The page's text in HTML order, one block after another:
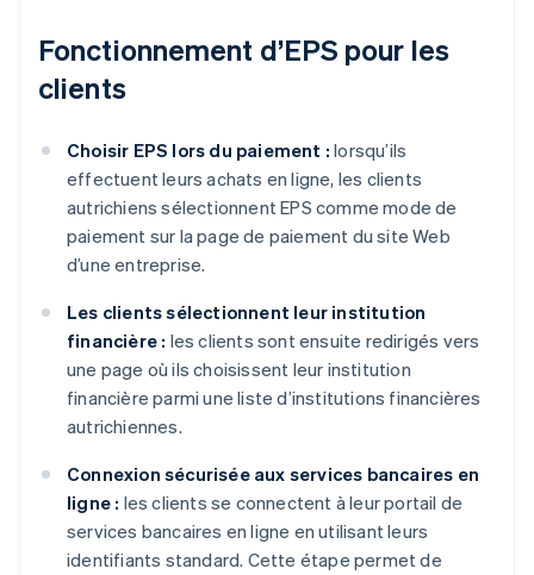
Fonctionnement d’EPS pour les
clients
Choisir EPS lors du paiement : lorsqu’ils
effectuent leurs achats en ligne, les clients
autrichiens sélectionnent EPS comme mode de
paiement sur la page de paiement du site Web
d’une entreprise.
Les clients sélectionnent leur institution
financière : les clients sont ensuite redirigés vers
une page où ils choisissent leur institution
financière parmi une liste d’institutions financières
autrichiennes.
Connexion sécurisée aux services bancaires en
ligne : les clients se connectent à leur portail de
services bancaires en ligne en utilisant leurs
identifiants standard. Cette étape permet de